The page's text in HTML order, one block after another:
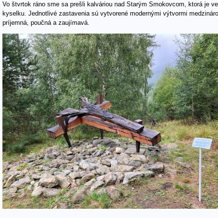
Vo štvrtok ráno sme sa prešli kalváriou nad Starým Smokovcom, ktorá je
kyselku. Jednotlivé zastavenia sú vytvorené modernými výtvormi
príjemná, poučná a zaujímavá.